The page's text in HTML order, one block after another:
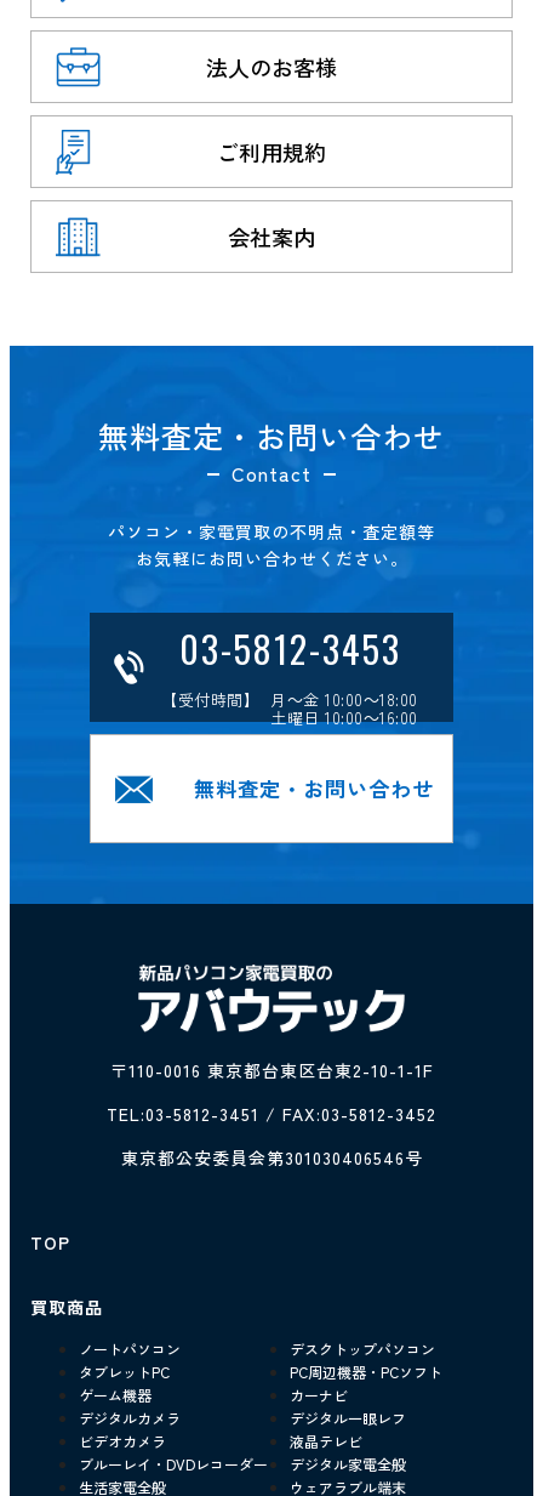
法人のお客様
ご利用規約
会社案内
無料査定・お問い合わせ
Contact
パソコン・家電買取の不明点・査定額等
お気軽にお問い合わせください。
03-5812-3453
【受付時間】 月～金 10:00～18:00
土曜日 10:00～16:00
無料査定・お問い合わせ
〒110-0016 東京都台東区台東2-10-1-1F
TEL:03-5812-3451 / FAX:03-5812-3452
東京都公安委員会第301030406546号
TOP
買取商品
ノートパソコン
デスクトップパソコン
タブレットPC
PC周辺機器・PCソフト
ゲーム機器
カーナビ
デジタルカメラ
デジタル一眼レフ
ビデオカメラ
液晶テレビ
ブルーレイ・DVDレコーダー
デジタル家電全般
生活家電全般
ウェアラブル端末